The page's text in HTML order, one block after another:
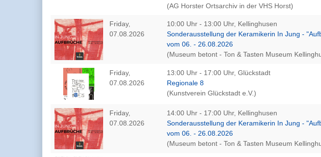
(AG Horster Ortsarchiv in der VHS Horst)
Friday,
07.08.2026
10:00 Uhr - 13:00 Uhr, Kellinghusen
Sonderausstellung der Keramikerin In Jung -
vom 06. - 26.08.2026
(Museum betont - Ton & Tasten Museum
Friday,
07.08.2026
13:00 Uhr - 17:00 Uhr, Glückstadt
Regionale 8
(Kunstverein Glückstadt e.V.)
Friday,
07.08.2026
14:00 Uhr - 17:00 Uhr, Kellinghusen
Sonderausstellung der Keramikerin In Jung -
vom 06. - 26.08.2026
(Museum betont - Ton & Tasten Museum